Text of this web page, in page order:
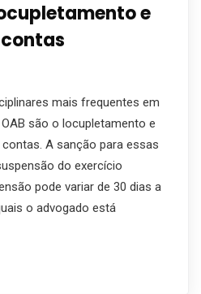
e
mais frequentes em
são o locupletamento e
A sanção para essas
do exercício
pode variar de 30 dias a
o advogado está